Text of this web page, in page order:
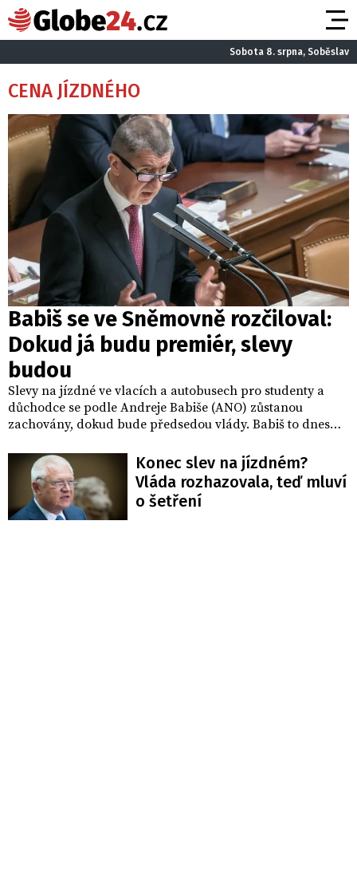
Sobota 8. srpna, Soběslav
CENA JÍZDNÉHO
Babiš se ve Sněmovně rozčiloval:
Dokud já budu premiér, slevy
budou
Slevy na jízdné ve vlacích a autobusech pro studenty a
důchodce se podle Andreje Babiše (ANO) zůstanou
zachovány, dokud bude předsedou vlády. Babiš to dnes
dotaz poslance TOP 09 Dominika Feriho, zda a v jakém
stadiu je vyjednávání o zrušení slev v rámci hledání úspor
ve výdajích státu kvůli ekonomickému poklesu.
Konec slev na jízdném?
Vláda rozhazovala, teď mluví
o šetření